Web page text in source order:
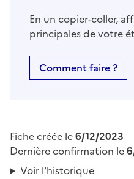
En un copier-coller,
principales de votre
Comment faire ?
Fiche créée le6/12/2023
Dernière confirmation le
Voir l'historique